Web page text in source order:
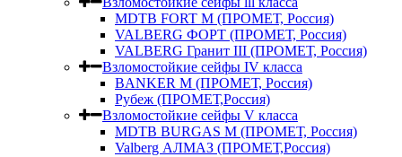
MDTB FORT M (ПРОМЕТ, Россия)
VALBERG ФОРТ (ПРОМЕТ, Россия)
VALBERG Гранит III (ПРОМЕТ, Россия)
Взломостойкие сейфы IV класса
BANKER M (ПРОМЕТ, Россия)
Рубеж (ПРОМЕТ,Россия)
Взломостойкие сейфы V класса
MDTB BURGAS M (ПРОМЕТ, Россия)
Valberg АЛМАЗ (ПРОМЕТ,Россия)